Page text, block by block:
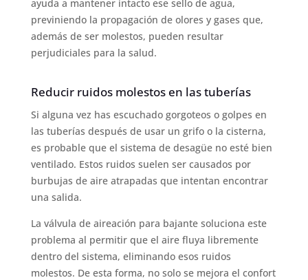
ayuda a mantener intacto ese sello de agua,
previniendo la propagación de olores y gases que,
además de ser molestos, pueden resultar
perjudiciales para la salud.
Reducir ruidos molestos en las tuberías
Si alguna vez has escuchado gorgoteos o golpes en
las tuberías después de usar un grifo o la cisterna,
es probable que el sistema de desagüe no esté bien
ventilado. Estos ruidos suelen ser causados por
burbujas de aire atrapadas que intentan encontrar
una salida.
La válvula de aireación para bajante soluciona este
problema al permitir que el aire fluya libremente
dentro del sistema, eliminando esos ruidos
molestos. De esta forma, no solo se mejora el confort